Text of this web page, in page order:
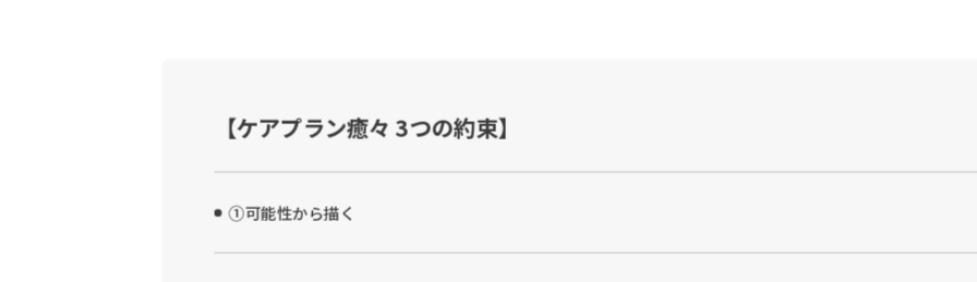
【ケアプラン癒々 3つの約束】
①可能性から描く